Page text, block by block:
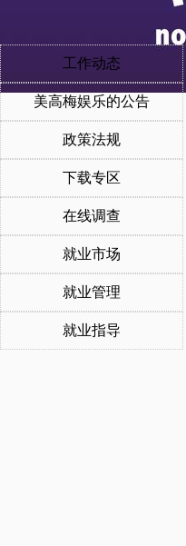
工作动态
美高梅娱乐的公告
政策法规
下载专区
在线调查
就业市场
就业管理
就业指导